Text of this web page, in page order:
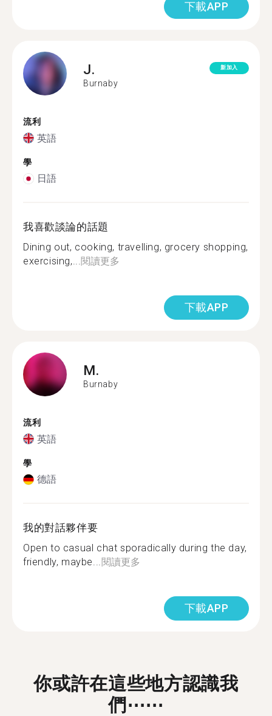
下載APP
J.
Burnaby
新加入
流利
英語
學
日語
我喜歡談論的話題
Dining out, cooking, travelling, grocery shopping,
exercising,...閱讀更多
下載APP
M.
Burnaby
流利
英語
學
德語
我的對話夥伴要
Open to casual chat sporadically during the day,
friendly, maybe...閱讀更多
下載APP
你或許在這些地方認識我
們⋯⋯